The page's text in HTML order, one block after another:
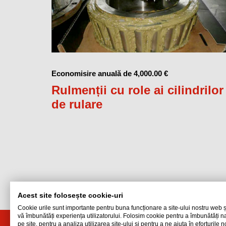
Economisire anuală de 4,000.00 €
Rulmenții cu role ai cilindrilor
de rulare
Acest site folosește cookie-uri
Cookie urile sunt importante pentru buna funcționare a site-ului nostru web
vă îmbunătăți experiența utilizatorului. Folosim cookie pentru a îmbunătăți
pe site, pentru a analiza utilizarea site-ului și pentru a ne ajuta în eforturile